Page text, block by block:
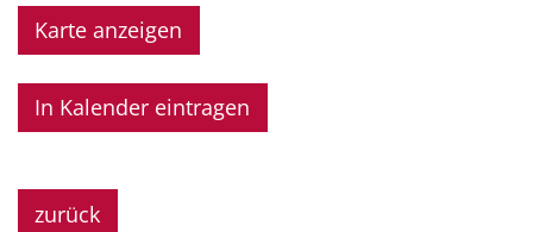
Karte anzeigen
In Kalender eintragen
zurück